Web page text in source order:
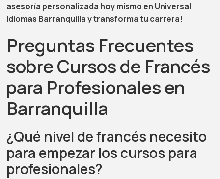
asesoría personalizada hoy mismo en Universal
Idiomas Barranquilla y transforma tu carrera!
Preguntas Frecuentes
sobre Cursos de Francés
para Profesionales en
Barranquilla
¿Qué nivel de francés necesito
para empezar los cursos para
profesionales?